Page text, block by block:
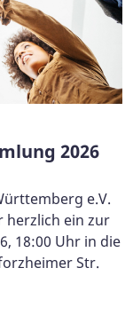
2026
e.V.
herzlich ein zur
18:00 Uhr in die
Str.